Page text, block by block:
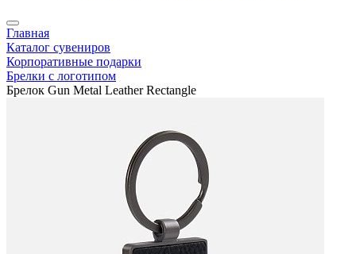
Главная
Каталог сувениров
Корпоративные подарки
Брелки с логотипом
Брелок Gun Metal Leather Rectangle